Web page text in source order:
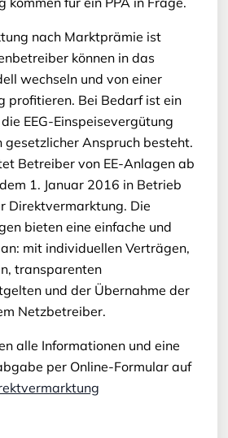
nach Marktprämie ist
können in das
wechseln und von einer
profitieren. Bei Bedarf ist ein
EEG-Einspeisevergütung
gesetzlicher Anspruch besteht.
Betreiber von EE-Anlagen ab
1. Januar 2016 in Betrieb
Direktvermarktung. Die
bieten eine einfache und
mit individuellen Verträgen,
transparenten
und der Übernahme der
Netzbetreiber.
alle Informationen und eine
per Online-Formular auf